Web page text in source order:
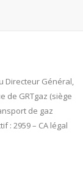
Directeur Général,
de GRTgaz (siège
de gaz
: 2959 – CA légal